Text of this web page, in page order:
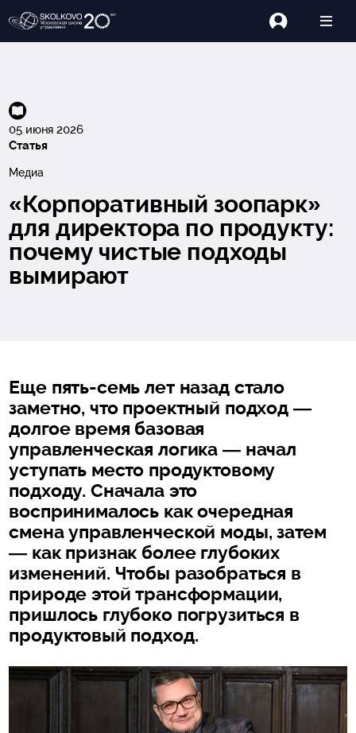
05 июня 2026
Статья
Медиа
«Корпоративный зоопарк»
для директора по продукту:
почему чистые подходы
вымирают
Еще пять-семь лет назад стало
заметно, что проектный подход —
долгое время базовая
управленческая логика — начал
уступать место продуктовому
подходу. Сначала это
воспринималось как очередная
смена управленческой моды, затем
— как признак более глубоких
изменений. Чтобы разобраться в
природе этой трансформации,
пришлось глубоко погрузиться в
продуктовый подход.